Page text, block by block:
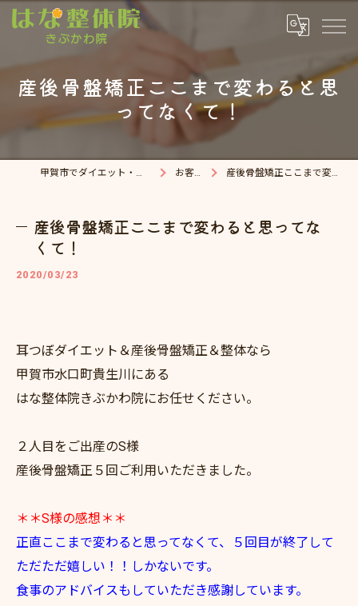
産後骨盤矯正ここまで変わると思
ってなくて！
甲賀市でダイエット・整体院ならはな整体院 お客様の声 産後骨盤矯正ここまで変わると思ってなくて！
産後骨盤矯正ここまで変わると思ってな
くて！
2020/03/23
耳つぼダイエット＆産後骨盤矯正＆整体なら
甲賀市水口町貴生川にある
はな整体院きぶかわ院にお任せください。
２人目をご出産のS様
産後骨盤矯正５回ご利用いただきました。
＊＊S様の感想＊＊
正直ここまで変わると思ってなくて、５回目が終了して
ただただ嬉しい！！しかないです。
食事のアドバイスもしていただき感謝しています。